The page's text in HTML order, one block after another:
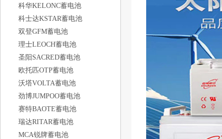
科华KELONC蓄电池
科士达KSTAR蓄电池
双登GFM蓄电池
理士LEOCH蓄电池
圣阳SACRED蓄电池
欧托匹OTP蓄电池
沃塔VOLTA蓄电池
劲博JUMPOO蓄电池
赛特BAOTE蓄电池
瑞达RITAR蓄电池
MCA锐牌蓄电池